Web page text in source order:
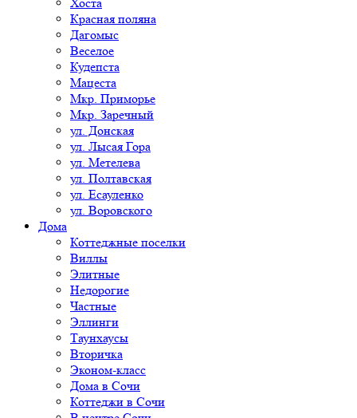
Красная поляна
Дагомыс
Веселое
Кудепста
Мацеста
Мкр. Приморье
Мкр. Заречный
ул. Донская
ул. Лысая Гора
ул. Метелева
ул. Полтавская
ул. Есауленко
ул. Воровского
Дома
Коттеджные поселки
Виллы
Элитные
Недорогие
Частные
Эллинги
Таунхаусы
Вторичка
Эконом-класс
Дома в Сочи
Коттеджи в Сочи